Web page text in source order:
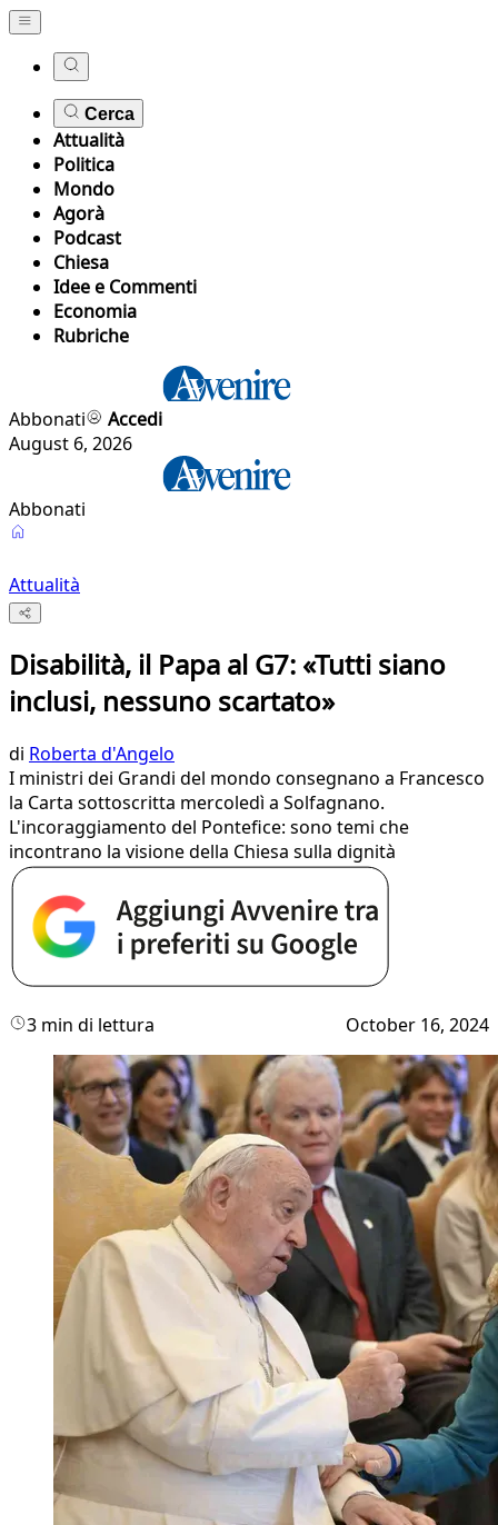
Cerca
Attualità
Politica
Mondo
Agorà
Podcast
Chiesa
Idee e Commenti
Economia
Rubriche
Abbonati
Accedi
August 6, 2026
Abbonati
Attualità
Disabilità, il Papa al G7: «Tutti siano
inclusi, nessuno scartato»
di Roberta d'Angelo
I ministri dei Grandi del mondo consegnano a Francesco
la Carta sottoscritta mercoledì a Solfagnano.
L'incoraggiamento del Pontefice: sono temi che
incontrano la visione della Chiesa sulla dignità
3 min di lettura October 16, 2024